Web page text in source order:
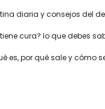
diaria y consejos del
cura? lo que debes
es, por qué sale y cómo